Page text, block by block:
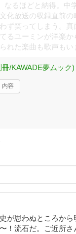
るほどと納得。中
化放送の収録直前
ず笑ってしまう。
るユーミンが洋楽
れた楽曲も歌声もい
/KAWADE夢ムック)
内容
が思わぬところか
！流石だ。ご近所